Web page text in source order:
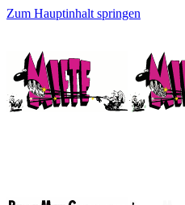
Zum Hauptinhalt springen